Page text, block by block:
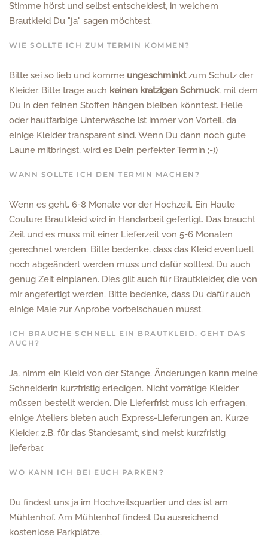
Stimme hörst und selbst entscheidest, in welchem
Brautkleid Du "ja" sagen möchtest.
WIE SOLLTE ICH ZUM TERMIN KOMMEN?
Bitte sei so lieb und komme ungeschminktzum Schutz der
Kleider. Bitte trage auch keinen kratzigen Schmuck, mit dem
Du in den feinen Stoffen hängen bleiben könntest. Helle
oder hautfarbige Unterwäsche ist immer von Vorteil, da
einige Kleider transparent sind. Wenn Du dann noch gute
Laune mitbringst, wird es Dein perfekter Termin ;-))
WANN SOLLTE ICH DEN TERMIN MACHEN?
Wenn es geht, 6-8 Monate vor der Hochzeit. Ein Haute
Couture Brautkleid wird in Handarbeit gefertigt. Das braucht
Zeit und es muss mit einer Lieferzeit von 5-6 Monaten
gerechnet werden. Bitte bedenke, dass das Kleid eventuell
noch abgeändert werden muss und dafür solltest Du auch
genug Zeit einplanen. Dies gilt auch für Brautkleider, die von
mir angefertigt werden. Bitte bedenke, dass Du dafür auch
einige Male zur Anprobe vorbeischauen musst.
ICH BRAUCHE SCHNELL EIN BRAUTKLEID. GEHT DAS
AUCH?
Ja, nimm ein Kleid von der Stange. Änderungen kann meine
Schneiderin kurzfristig erledigen. Nicht vorrätige Kleider
müssen bestellt werden. Die Lieferfrist muss ich erfragen,
einige Ateliers bieten auch Express-Lieferungen an. Kurze
Kleider, z.B. für das Standesamt, sind meist kurzfristig
lieferbar.
WO KANN ICH BEI EUCH PARKEN?
Du findest uns ja im Hochzeitsquartier und das ist am
Mühlenhof. Am Mühlenhof findest Du ausreichend
kostenlose Parkplätze.